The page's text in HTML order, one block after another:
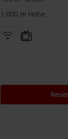
1.000 m Höhe